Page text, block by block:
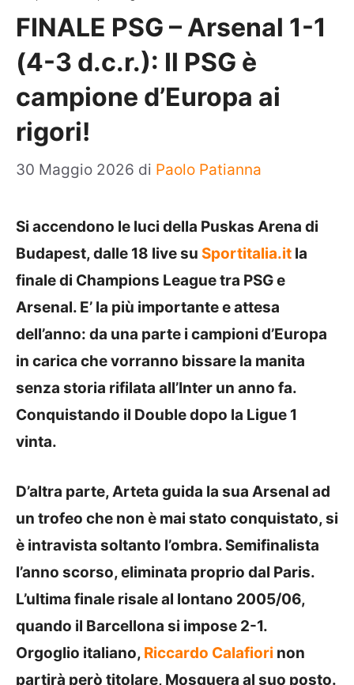
FINALE PSG – Arsenal 1-1
(4-3 d.c.r.): Il PSG è
campione d’Europa ai
rigori!
30 Maggio 2026 di Paolo Patianna
Si accendono le luci della Puskas Arena di
Budapest, dalle 18 live su Sportitalia.it la
finale di Champions League tra PSG e
Arsenal. E’ la più importante e attesa
dell’anno: da una parte i campioni d’Europa
in carica che vorranno bissare la manita
senza storia rifilata all’Inter un anno fa.
Conquistando il Double dopo la Ligue 1
vinta.
D’altra parte, Arteta guida la sua Arsenal ad
un trofeo che non è mai stato conquistato, si
è intravista soltanto l’ombra. Semifinalista
l’anno scorso, eliminata proprio dal Paris.
L’ultima finale risale al lontano 2005/06,
quando il Barcellona si impose 2-1.
Orgoglio italiano, Riccardo Calafiori non
partirà però titolare, Mosquera al suo posto.